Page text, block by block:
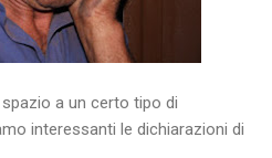
a un certo tipo di
interessanti le dichiarazioni di